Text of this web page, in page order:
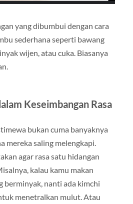
yang dibumbui dengan cara
sederhana seperti bawang
wijen, atau cuka. Biasanya
Keseimbangan Rasa
bukan cuma banyaknya
mereka saling melengkapi.
agar rasa satu hidangan
kalau kamu makan
berminyak, nanti ada kimchi
menetralkan mulut. Atau